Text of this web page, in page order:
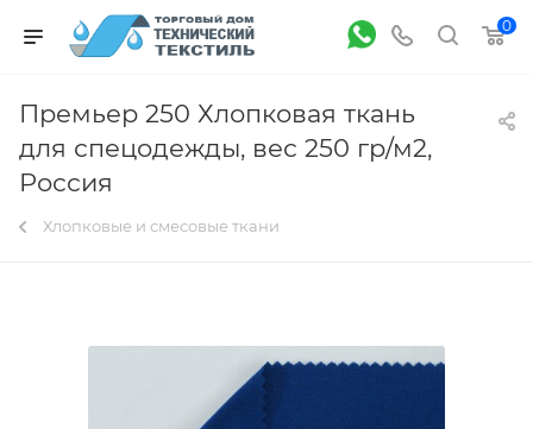
0
Премьер 250 Хлопковая ткань
для спецодежды, вес 250 гр/м2,
Россия
Хлопковые и смесовые ткани